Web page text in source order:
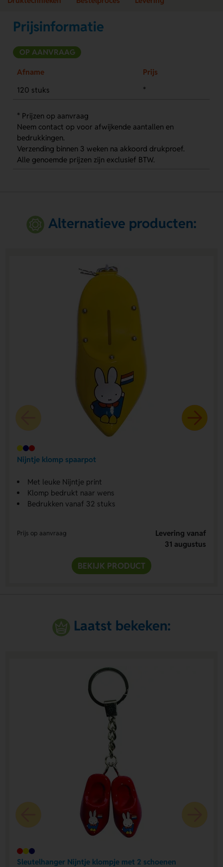
Prijsinformatie
OP AANVRAAG
Afname
Prijs
120 stuks
*
* Prijzen op aanvraag
Neem contact op voor afwijkende aantallen en
bedrukkingen.
Verzending binnen 3 weken na akkoord drukproef.
Alle genoemde prijzen zijn exclusief BTW.
Alternatieve producten:
Nijntje klomp spaarpot
Met leuke Nijntje print
Klomp bedrukt naar wens
Bedrukken vanaf 32 stuks
Prijs op aanvraag
Levering vanaf
31 augustus
BEKIJK PRODUCT
Laatst bekeken:
Sleutelhanger Nijntje klompje met 2 schoenen